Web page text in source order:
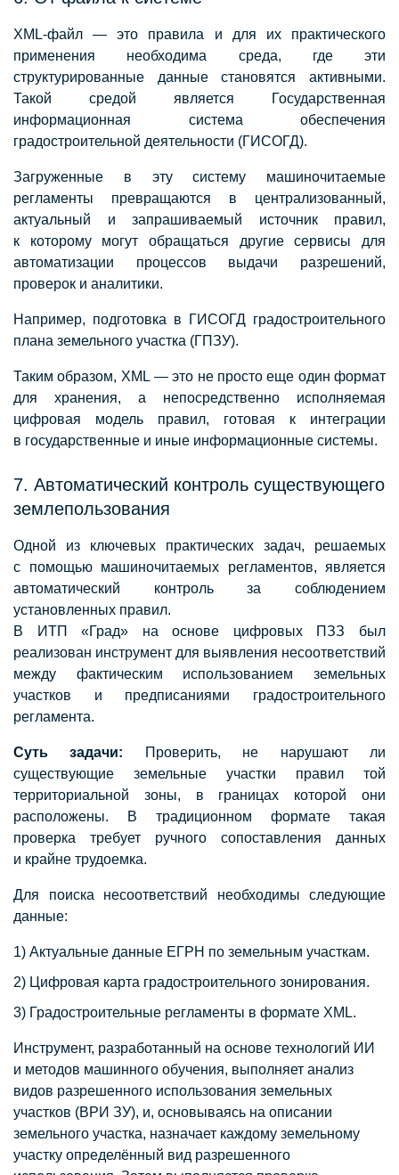
XML-файл — это правила и для их практического
применения необходима среда, где эти
структурированные данные становятся активными.
Такой средой является Государственная
информационная система обеспечения
градостроительной деятельности (ГИСОГД).
Загруженные в эту систему машиночитаемые
регламенты превращаются в централизованный,
актуальный и запрашиваемый источник правил,
к которому могут обращаться другие сервисы для
автоматизации процессов выдачи разрешений,
проверок и аналитики.
Например, подготовка в ГИСОГД градостроительного
плана земельного участка (ГПЗУ).
Таким образом, XML — это не просто еще один формат
для хранения, а непосредственно исполняемая
цифровая модель правил, готовая к интеграции
в государственные и иные информационные системы.
7. Автоматический контроль существующего
землепользования
Одной из ключевых практических задач, решаемых
с помощью машиночитаемых регламентов, является
автоматический контроль за соблюдением
установленных правил.
В ИТП «Град» на основе цифровых ПЗЗ был
реализован инструмент для выявления несоответствий
между фактическим использованием земельных
участков и предписаниями градостроительного
регламента.
Суть задачи:
Проверить, не нарушают ли
существующие земельные участки правил той
территориальной зоны, в границах которой они
расположены. В традиционном формате такая
проверка требует ручного сопоставления данных
и крайне трудоемка.
Для поиска несоответствий необходимы следующие
данные:
Актуальные данные ЕГРН по земельным участкам.
Цифровая карта градостроительного зонирования.
Градостроительные регламенты в формате XML.
Инструмент, разработанный на основе технологий ИИ
и методов машинного обучения, выполняет анализ
видов разрешенного использования земельных
участков (ВРИ ЗУ), и, основываясь на описании
земельного участка, назначает каждому земельному
участку определённый вид разрешенного